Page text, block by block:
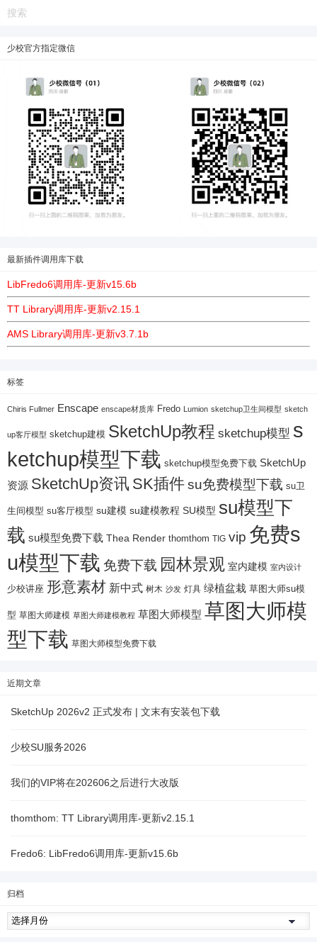
少校官方指定微信
最新插件调用库下载
LibFredo6调用库-更新v15.6b
TT Library调用库-更新v2.15.1
AMS Library调用库-更新v3.7.1b
标签
Chiris Fullmer Enscape enscape材质库 Fredo Lumion sketchup卫生间模型 sketch
up客厅模型 sketchup建模 SketchUp教程 sketchup模型 s
ketchup模型下载 sketchup模型免费下载 SketchUp
资源 SketchUp资讯 SK插件su免费模型下载 su卫
生间模型 su客厅模型 su建模 su建模教程 SU模型 su模型下
载 su模型免费下载 Thea Render thomthom TIG vip 免费s
u模型下载 免费下载 园林景观 室内建模 室内设计
少校讲座 形意素材 新中式 树木 沙发 灯具 绿植盆栽 草图大师su模
型 草图大师建模 草图大师建模教程 草图大师模型 草图大师模
型下载 草图大师模型免费下载
近期文章
SketchUp 2026v2 正式发布 | 文末有安装包下载
少校SU服务2026
我们的VIP将在202606之后进行大改版
thomthom: TT Library调用库-更新v2.15.1
Fredo6: LibFredo6调用库-更新v15.6b
归档